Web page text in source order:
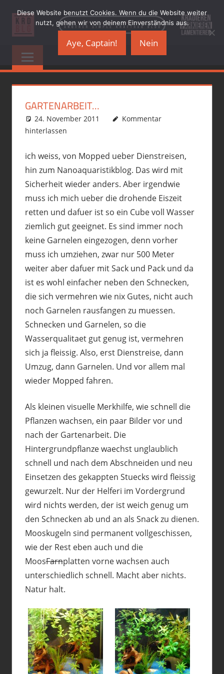
Inhalt
springen
KRADBLOG.DE
&
…
another
Kraftrad
GARTENARBEIT…
24. November 2011 phil
Nanoaquaristik
Kommentar
hinterlassen
ich weiss, von Mopped ueber Dienstreisen,
hin zum Nanoaquaristikblog. Das wird mit
Sicherheit wieder anders. Aber irgendwie
muss ich mich ueber die drohende Eiszeit
retten und dafuer ist so ein Cube voll Wasser
ziemlich gut geeignet. Es sind immer noch
keine Garnelen eingezogen, denn vorher
muss ich umziehen, zwar nur 500 Meter
weiter aber dafuer mit Sack und Pack und da
ist es wohl einfacher neben den Schnecken,
die sich vermehren wie nix Gutes, nicht auch
noch Garnelen rausfangen zu muessen.
Schnecken und Garnelen, so die
Wasserqualitaet gut genug ist, vermehren
sich ja fleissig. Also, erst Dienstreise, dann
Umzug, dann Garnelen. Und vor allem mal
wieder Mopped fahren.
Als kleinen visuelle Merkhilfe, wie schnell die
Pflanzen wachsen, ein paar Bilder vor und
nach der Gartenarbeit. Die
Hintergrundpflanze waechst unglaublich
schnell und nach dem Abschneiden und neu
Einsetzen des gekappten Stuecks wird fleissig
gewurzelt. Nur der Helferi im Vordergrund
wird nichts werden, der ist weich genug um
den Schnecken ab und an als Snack zu dienen.
Mooskugeln sind permanent vollgeschissen,
wie der Rest eben auch und die
MoosFarnplatten vorne wachsen auch
unterschiedlich schnell. Macht aber nichts.
Natur halt.
Diese Website benutzt Cookies. Wenn du die Website weiter
nutzt, gehen wir von deinem Einverständnis aus.
Aye, Captain! Nein